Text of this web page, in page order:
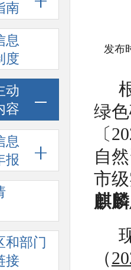
南
息
度
动
容
息
报
和部门
接
发布
绿
〔
自
市
麒
（